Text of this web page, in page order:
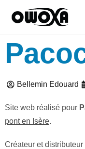
Bellemin Edouard
Site web réalisé pour
pont en Isère.
Créateur et